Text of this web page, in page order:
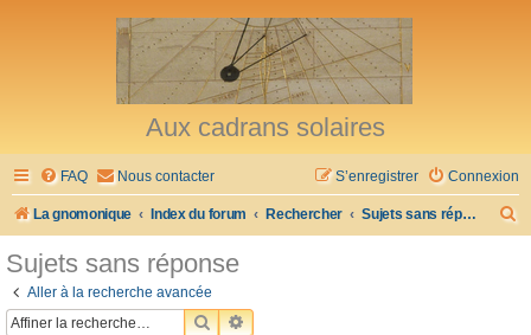
Aux cadrans solaires
FAQ Nous contacter Connexion
S’enregistrer
La gnomonique Index du forum Rechercher Sujets sans réponse
Sujets sans réponse
Aller à la recherche avancée
RECHERCHER
RECHERCHE AVANCÉE